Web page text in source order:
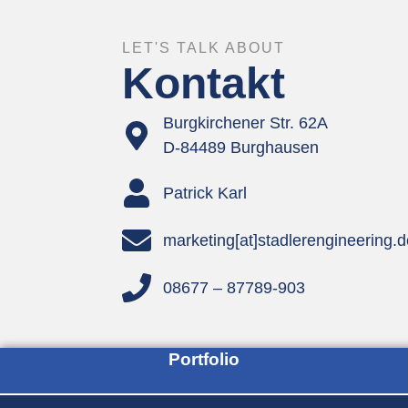
LET'S TALK ABOUT
Kontakt
Burgkirchener Str. 62A
D-84489 Burghausen
Patrick Karl
08677 – 87789-903
Portfolio